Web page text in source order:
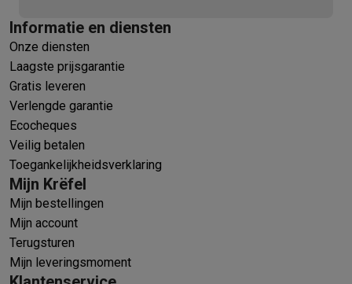
Informatie en diensten
Onze diensten
Laagste prijsgarantie
Gratis leveren
Verlengde garantie
Ecocheques
Veilig betalen
Toegankelijkheidsverklaring
Mijn Krëfel
Mijn bestellingen
Mijn account
Terugsturen
Mijn leveringsmoment